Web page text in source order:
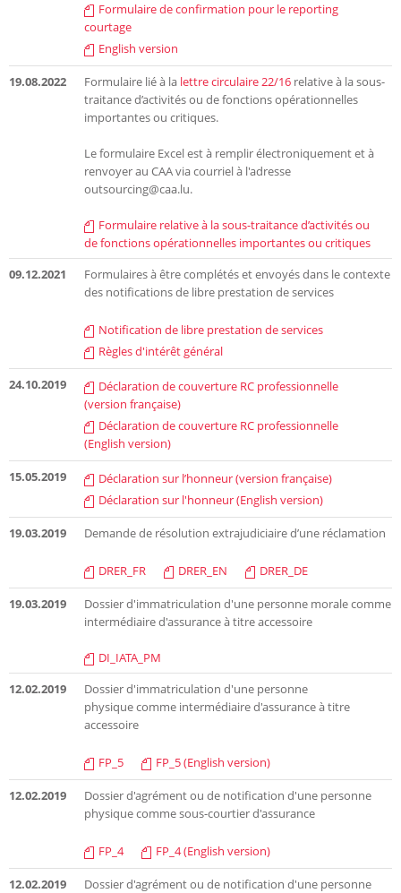
Formulaire de confirmation pour le reporting
courtage
English version
19.08.2022 Formulaire lié à la lettre circulaire 22/16 relative à la sous-
traitance d’activités ou de fonctions opérationnelles
importantes ou critiques.
Le formulaire Excel est à remplir électroniquement et à
renvoyer au CAA via courriel à l'adresse
outsourcing@caa.lu.
Formulaire relative à la sous-traitance d’activités ou
de fonctions opérationnelles importantes ou critiques
09.12.2021
Formulaires à être complétés et envoyés dans le contexte
des notifications de libre prestation de services
Notification de libre prestation de services
Règles d'intérêt général
24.10.2019
Déclaration de couverture RC professionnelle
(version française)
Déclaration de couverture RC professionnelle
(English version)
15.05.2019
Déclaration sur l’honneur (version française)
Déclaration sur l'honneur (English version)
19.03.2019 Demande de résolution extrajudiciaire d’une réclamation
DRER_FR DRER_EN DRER_DE
19.03.2019
Dossier d'immatriculation d'une personne morale comme
intermédiaire d'assurance à titre accessoire
DI_IATA_PM
12.02.2019
Dossier d'immatriculation d'une personne
physique comme intermédiaire d'assurance à titre
accessoire
FP_5 FP_5 (English version)
12.02.2019
Dossier d'agrément ou de notification d'une personne
physique comme sous-courtier d'assurance
FP_4 FP_4 (English version)
12.02.2019
Dossier d'agrément ou de notification d'une personne